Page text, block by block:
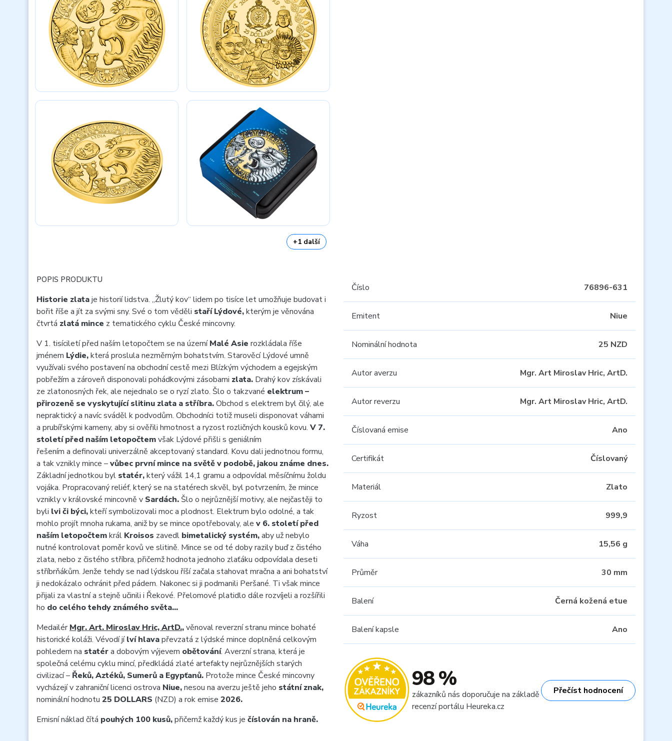
+1 další
POPIS PRODUKTU
Historie zlataje historií lidstva. „Žlutý kov“ lidem po tisíce let umožňuje budovat i
bořit říše a jít za svými sny. Své o tom věděli staří Lýdové,kterým je věnována
čtvrtá zlatá mince z tematického cyklu České mincovny.
V 1. tisíciletí před naším letopočtem se na územíMalé Asie rozkládala říše
jménem Lýdie,která proslula nezměrným bohatstvím. Starověcí Lýdové umně
využívali svého postavení na obchodní cestě mezi Blízkým východem a egejským
pobřežím a zároveň disponovali pohádkovými zásobami zlata. Drahý kov získávali
ze zlatonosných řek, ale nejednalo se o ryzí zlato. Šlo o takzvané elektrum –
přirozeně se vyskytující slitinu zlata a stříbra.Obchod s elektrem byl čilý, ale
nepraktický a navíc sváděl k podvodům. Obchodníci totiž museli disponovat váhami
a prubířskými kameny, aby si ověřili hmotnost a ryzost rozličných kousků kovu. V 7.
století před naším letopočtemvšak Lýdové přišli s geniálním
řešením a definovali univerzálně akceptovaný standard. Kovu dali jednotnou formu,
a tak vznikly mince –vůbec první mince na světě v podobě, jakou známe dnes.
Základní jednotkou byl statér,který vážil 14,1 gramu a odpovídal měsíčnímu žoldu
vojáka. Propracovaný reliéf, který se na statérech skvěl, byl potvrzením, že mince
vznikly v královské mincovně v Sardách. Šlo o nejrůznější motivy, ale nejčastěji to
byli lvi či býci,kteří symbolizovali moc a plodnost. Elektrum bylo odolné, a tak
mohlo projít mnoha rukama, aniž by se mince opotřebovaly, ale v 6. století před
naším letopočtemkrál Kroisos zavedl bimetalický systém,aby už nebylo
nutné kontrolovat poměr kovů ve slitině. Mince se od té doby razily buď z čistého
zlata, nebo z čistého stříbra, přičemž hodnota jednoho zlaťáku odpovídala deseti
stříbrňákům. Jenže tehdy se nad lýdskou říší začala stahovat mračna a ani bohatství
ji nedokázalo ochránit před pádem. Nakonec si ji podmanili Peršané. Ti však mince
přijali za vlastní a stejně učinili i Řekové. Přelomové platidlo dále rozvíjeli a rozšířili
ho do celého tehdy známého světa…
MedailérMgr. Art. Miroslav Hric, ArtD.,věnoval reverzní stranu mince bohaté
historické koláži. Vévodí jílví hlavapřevzatá z lýdské mince doplněná celkovým
pohledem na statéra dobovým výjevem obětování. Averzní strana, která je
společná celému cyklu mincí, předkládá zlaté artefakty nejrůznějších starých
civilizací – Řeků, Aztéků, Sumerů a Egypťanů. Protože mince České mincovny
vycházejí v zahraniční licenci ostrova Niue,nesou na averzu ještě jeho státní znak,
nominální hodnotu 25 DOLLARS (NZD) a rok emise 2026.
Emisní náklad čítá pouhých 100 kusů,přičemž každý kus je číslován na hraně.
Číslo 76896-631
Emitent Niue
Nominální hodnota 25 NZD
Autor averzu Mgr. Art Miroslav Hric, ArtD.
Autor reverzu Mgr. Art Miroslav Hric, ArtD.
Číslovaná emise Ano
Certifikát Číslovaný
Materiál Zlato
Ryzost 999,9
Váha 15,56 g
Průměr 30 mm
Balení Černá kožená etue
Balení kapsle Ano
98 %
zákazníků nás doporučuje na základě
recenzí portálu Heureka.cz
Přečíst hodnocení